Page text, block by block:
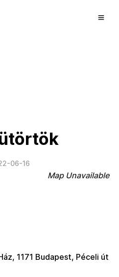
06-16
Map Unavailable
1171 Budapest, Péceli út